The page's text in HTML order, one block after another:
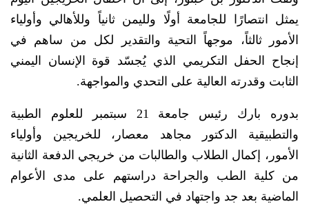
يمثل انتصارًا للجامعة أولًا ولليمن ثانياً وللأهالي وأولياء
الأمور ثالثاً، موجهاً التحية والتقدير لكل من ساهم في
إنجاح الحفل التكريمي الذي يُجسّد قوة الإنسان اليمني
الثابت وقدرته العالية على التحدي والمواجهة.
بدوره بارك رئيس جامعة 21 سبتمبر للعلوم الطبية
والتطبيقية الدكتور مجاهد معصار، للخريجين وأولياء
الأمور، إكمال الطلاب والطالبات من خريجي الدفعة الثانية
من كلية الطب والجراحة دراستهم على مدى الأعوام
الماضية بعد جد واجتهاد في التحصيل العلمي.